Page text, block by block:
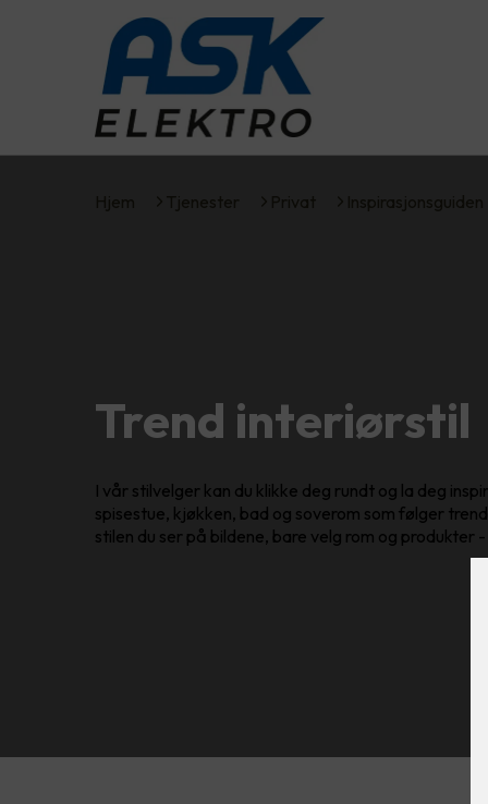
Hjem Tjenester Privat Inspirasjonsguiden
Trend interiørstil
I vår stilvelger kan du klikke deg rundt og la deg
spisestue, kjøkken, bad og soverom som følger
stilen du ser på bildene, bare velg rom og produkter